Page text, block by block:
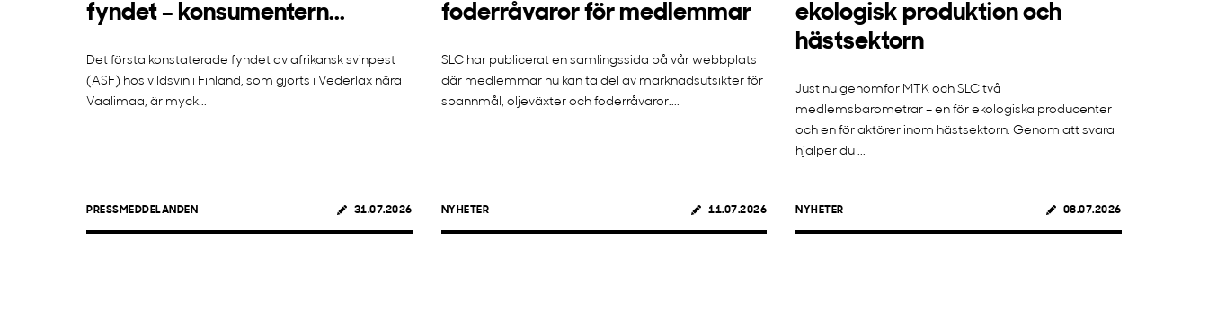
fyndet – konsumentern...
Det första konstaterade fyndet av afrikansk svinpest
(ASF) hos vildsvin i Finland, som gjorts i Vederlax nära
Vaalimaa, är myck...
PRESSMEDDELANDEN 31.07.2026
foderråvaror för medlemmar
SLC har publicerat en samlingssida på vår webbplats
där medlemmar nu kan ta del av marknadsutsikter för
spannmål, oljeväxter och foderråvaror....
NYHETER 11.07.2026
ekologisk produktion och
hästsektorn
Just nu genomför MTK och SLC två
medlemsbarometrar – en för ekologiska producenter
och en för aktörer inom hästsektorn. Genom att svara
hjälper du ...
NYHETER 08.07.2026